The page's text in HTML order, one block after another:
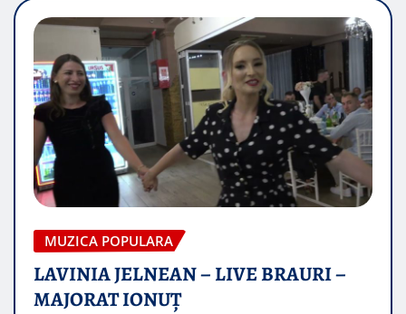
MUZICA POPULARA
LAVINIA JELNEAN – LIVE BRAURI –
MAJORAT IONUŢ